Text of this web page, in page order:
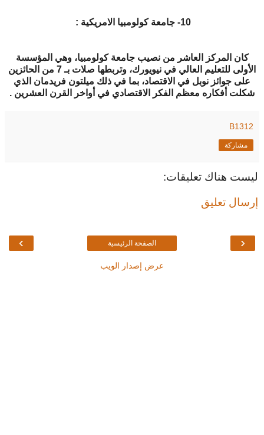
10- جامعة كولومبيا الامريكية :
كان المركز العاشر من نصيب جامعة كولومبيا، وهي المؤسسة
الأولى للتعليم العالي في نيويورك، وتربطها صلات بـ 7 من الحائزين
على جوائز نوبل في الاقتصاد، بما في ذلك ميلتون فريدمان الذي
شكلت أفكاره معظم الفكر الاقتصادي في أواخر القرن العشرين .
B1312
مشاركة
ليست هناك تعليقات:
إرسال تعليق
‹
› الصفحة الرئيسية
عرض إصدار الويب